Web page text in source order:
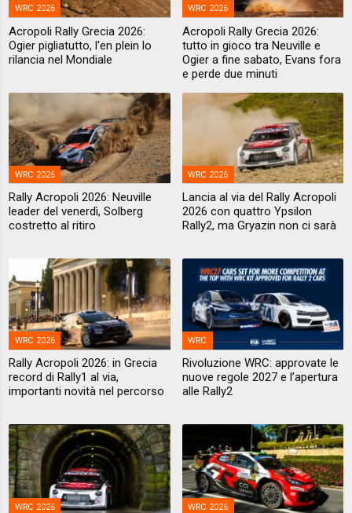
WRC 2026
Acropoli Rally Grecia 2026:
Ogier pigliatutto, l'en plein lo
rilancia nel Mondiale
WRC 2026
Acropoli Rally Grecia 2026:
tutto in gioco tra Neuville e
Ogier a fine sabato, Evans fora
e perde due minuti
WRC 2026
Rally Acropoli 2026: Neuville
leader del venerdì, Solberg
costretto al ritiro
WRC 2026
Lancia al via del Rally Acropoli
2026 con quattro Ypsilon
Rally2, ma Gryazin non ci sarà
WRC 2026
Rally Acropoli 2026: in Grecia
record di Rally1 al via,
importanti novità nel percorso
WRC
Rivoluzione WRC: approvate le
nuove regole 2027 e l’apertura
alle Rally2
WRC 2026 WRC 2026